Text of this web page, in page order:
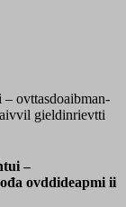
– ovttasdoaibman-
gieldinrievtti
–
ovddideapmi ii